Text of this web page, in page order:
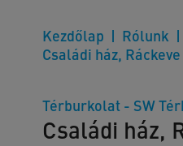
Kezdőlap Rólunk
Családi ház, Ráckeve
Térburkolat - SW
Családi ház,